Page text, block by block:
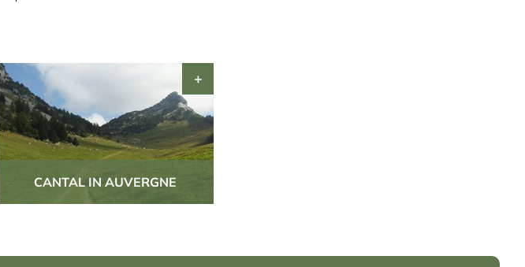
CANTAL IN AUVERGNE